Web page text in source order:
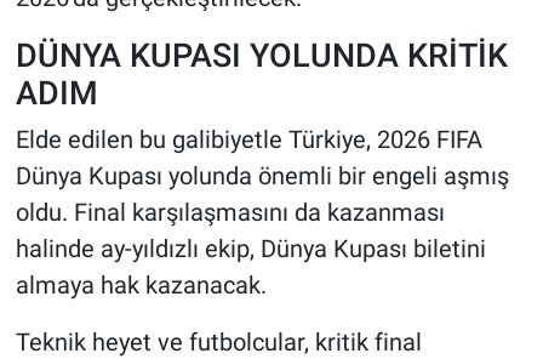
DÜNYA KUPASI YOLUNDA KRİTİK
ADIM
Elde edilen bu galibiyetle Türkiye, 2026 FIFA
Dünya Kupası yolunda önemli bir engeli aşmış
oldu. Final karşılaşmasını da kazanması
halinde ay-yıldızlı ekip, Dünya Kupası biletini
almaya hak kazanacak.
Teknik heyet ve futbolcular, kritik final